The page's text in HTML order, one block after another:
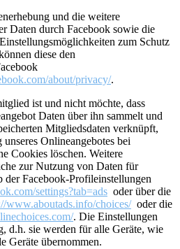
und die weitere
Daten durch Facebook sowie die
zum Schutz
diese den
about/privacy/.
ist und nicht möchte, dass
Daten über ihn sammelt und
Mitgliedsdaten verknüpft,
Onlineangebotes bei
Cookies löschen. Weitere
zur Nutzung von Daten für
der Facebook-Profileinstellungen
settings?tab=ads oder über die
www.aboutads.info/choices/oder die
. Die Einstellungen
d.h. sie werden für alle Geräte, wie
Geräte übernommen.